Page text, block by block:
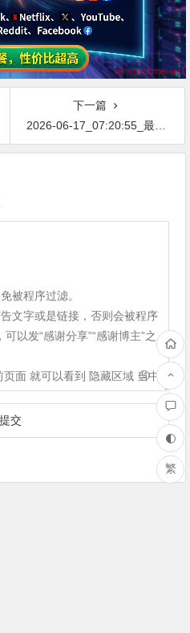
下一篇
2026-06-17_07:20:55_最新网络节点地址免费分享…不定期更新…开放免费分享（网络免费节点香港|日本|韩国|新加坡|台湾|马来西亚|…
繁